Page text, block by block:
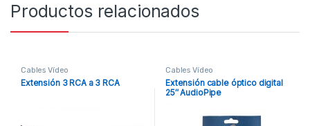
Productos relacionados
Cables Vídeo
Extensión 3 RCA a 3 RCA
Cables Vídeo
Extensión cable óptico digital
25″ AudioPipe